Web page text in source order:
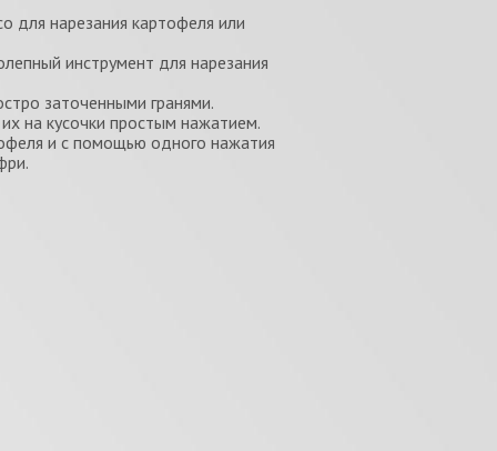
для нарезания картофеля или
инструмент для нарезания
заточенными гранями.
на кусочки простым нажатием.
и с помощью одного нажатия